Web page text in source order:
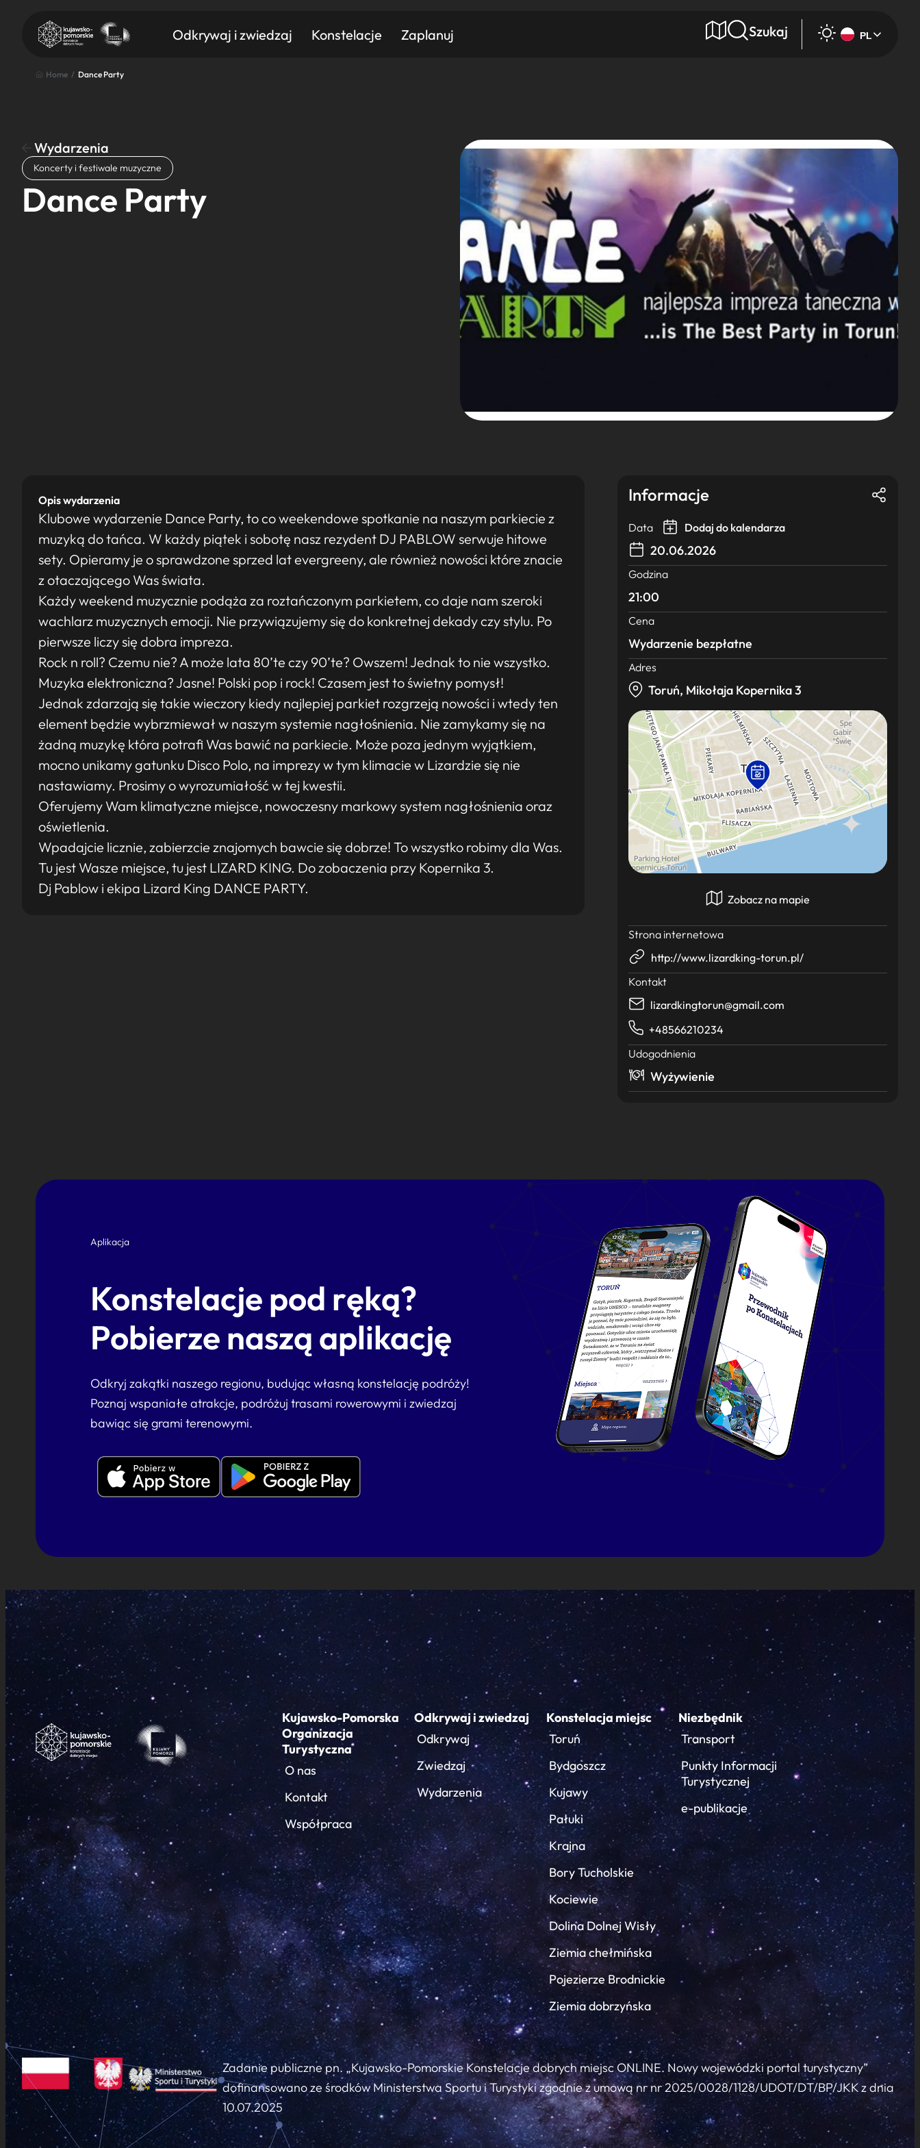
Odkrywaj i zwiedzaj Konstelacje Zaplanuj Szukaj PL
Znajdź atrakcję
Nazwa atrakcji Kategoria
Home / Dance Party
Wydarzenia
Koncerty i festiwale muzyczne
Dance Party
Opis wydarzenia
Klubowe wydarzenie Dance Party, to co weekendowe spotkanie na naszym parkiecie z
muzyką do tańca. W każdy piątek i sobotę nasz rezydent DJ PABLOW serwuje hitowe
sety. Opieramy je o sprawdzone sprzed lat evergreeny, ale również nowości które znacie
z otaczającego Was świata.
Każdy weekend muzycznie podąża za roztańczonym parkietem, co daje nam szeroki
wachlarz muzycznych emocji. Nie przywiązujemy się do konkretnej dekady czy stylu. Po
pierwsze liczy się dobra impreza.
Rock n roll? Czemu nie? A może lata 80’te czy 90’te? Owszem! Jednak to nie wszystko.
Muzyka elektroniczna? Jasne! Polski pop i rock! Czasem jest to świetny pomysł!
Jednak zdarzają się takie wieczory kiedy najlepiej parkiet rozgrzeją nowości i wtedy ten
element będzie wybrzmiewał w naszym systemie nagłośnienia. Nie zamykamy się na
żadną muzykę która potrafi Was bawić na parkiecie. Może poza jednym wyjątkiem,
mocno unikamy gatunku Disco Polo, na imprezy w tym klimacie w Lizardzie się nie
nastawiamy. Prosimy o wyrozumiałość w tej kwestii.
Oferujemy Wam klimatyczne miejsce, nowoczesny markowy system nagłośnienia oraz
oświetlenia.
Wpadajcie licznie, zabierzcie znajomych bawcie się dobrze! To wszystko robimy dla Was.
Tu jest Wasze miejsce, tu jest LIZARD KING. Do zobaczenia przy Kopernika 3.
Dj Pablow i ekipa Lizard King DANCE PARTY.
Informacje
Data Dodaj do kalendarza
20.06.2026
Godzina
21:00
Cena
Wydarzenie bezpłatne
Adres
Toruń, Mikołaja Kopernika 3
Zobacz na mapie
Strona internetowa
http://www.lizardking-torun.pl/
Kontakt
lizardkingtorun@gmail.com
+48566210234
Udogodnienia
Wyżywienie
Aplikacja
Konstelacje pod ręką?
Pobierze naszą aplikację
Odkryj zakątki naszego regionu, budując własną konstelację podróży!
Poznaj wspaniałe atrakcje, podróżuj trasami rowerowymi i zwiedzaj
bawiąc się grami terenowymi.
Kujawsko-Pomorska
Organizacja
Turystyczna
O nas
Kontakt
Współpraca
Odkrywaj i zwiedzaj
Odkrywaj
Zwiedzaj
Wydarzenia
Konstelacja miejsc
Toruń
Bydgoszcz
Kujawy
Pałuki
Krajna
Bory Tucholskie
Kociewie
Dolina Dolnej Wisły
Ziemia chełmińska
Pojezierze Brodnickie
Ziemia dobrzyńska
Niezbędnik
Transport
Punkty Informacji
Turystycznej
e-publikacje
Zadanie publiczne pn. „Kujawsko-Pomorskie Konstelacje dobrych miejsc ONLINE. Nowy wojewódzki portal turystyczny”
dofinansowano ze środków Ministerstwa Sportu i Turystyki zgodnie z umową nr nr 2025/0028/1128/UDOT/DT/BP/JKK z dnia
10.07.2025